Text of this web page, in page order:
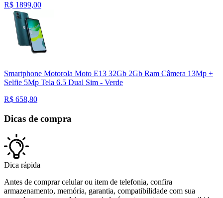
R$ 1899,00
Smartphone Motorola Moto E13 32Gb 2Gb Ram Câmera 13Mp +
Selfie 5Mp Tela 6.5 Dual Sim - Verde
R$ 658,80
Dicas de compra
Dica rápida
Antes de comprar celular ou item de telefonia, confira
armazenamento, memória, garantia, compatibilidade com sua